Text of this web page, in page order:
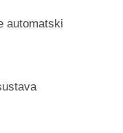
automatski